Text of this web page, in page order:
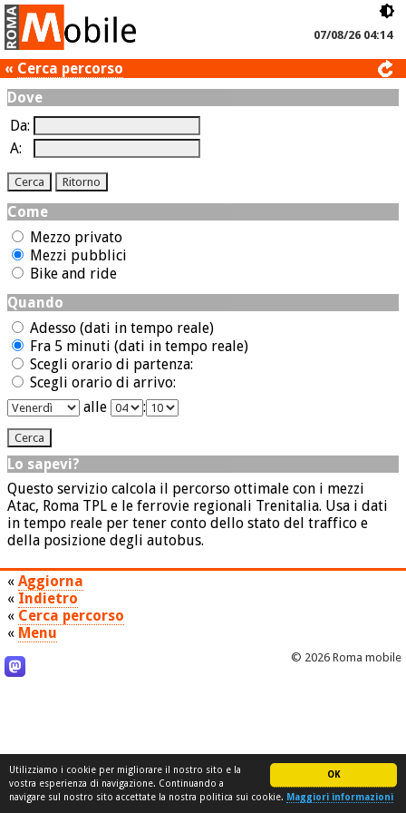
OK
Utilizziamo i cookie per migliorare il nostro sito e la
vostra esperienza di navigazione. Continuando a
navigare sul nostro sito accettate la nostra politica sui cookie. Maggiori informazioni
07/08/26 04:14
« Cerca percorso
Dove
Da:
A:
Come
Mezzo privato
Mezzi pubblici
Bike and ride
Quando
Adesso (dati in tempo reale)
Fra 5 minuti (dati in tempo reale)
Scegli orario di partenza:
Scegli orario di arrivo:
alle
:
Lo sapevi?
Questo servizio calcola il percorso ottimale con i mezzi
Atac, Roma TPL e le ferrovie regionali Trenitalia. Usa i dati
in tempo reale per tener conto dello stato del traffico e
della posizione degli autobus.
« Aggiorna
« Indietro
« Cerca percorso
« Menu
© 2026 Roma mobile